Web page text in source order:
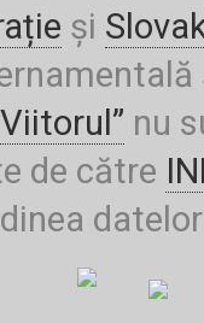
și
nu
de către